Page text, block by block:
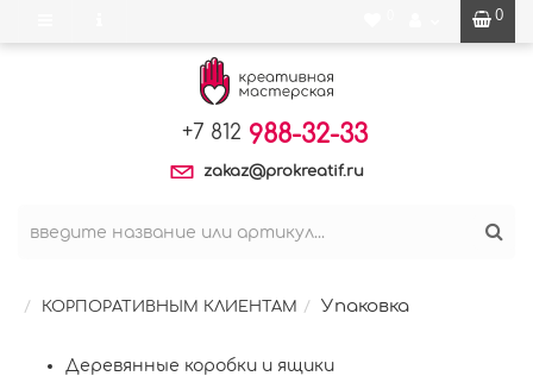
0
+7 812 988-32-33
zakaz@prokreatif.ru
КОРПОРАТИВНЫМ КЛИЕНТАМ Упаковка
Деревянные коробки и ящики